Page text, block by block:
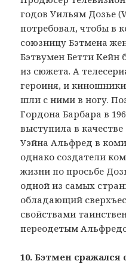
годов Уильям Дозье
потребовал, чтобы в
союзницу Бэтмена
Бэтвумен Бетти Кейн
из сюжета. А
героиня, и
шли с ними в ногу.
Гордона Барбара в
выступила в
Уэйна Альфред в
однако создатели
жизни по просьбе
одной из самых
обладающий
свойствами
переодетым
10. Бэтмен